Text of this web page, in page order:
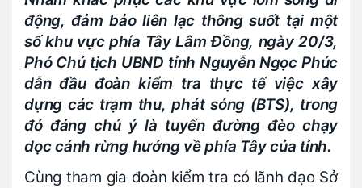
động, đảm bảo liên lạc thông suốt tại một
số khu vực phía Tây Lâm Đồng, ngày 20/3,
Phó Chủ tịch UBND tỉnh Nguyễn Ngọc Phúc
dẫn đầu đoàn kiểm tra thực tế việc xây
dựng các trạm thu, phát sóng (BTS), trong
đó đáng chú ý là tuyến đường đèo chạy
dọc cánh rừng hướng về phía Tây của tỉnh.
Cùng tham gia đoàn kiểm tra có lãnh đạo Sở